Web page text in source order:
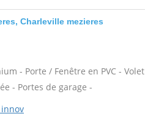
Charleville mezieres
- Porte / Fenêtre en PVC -
- Portes de garage -
innov